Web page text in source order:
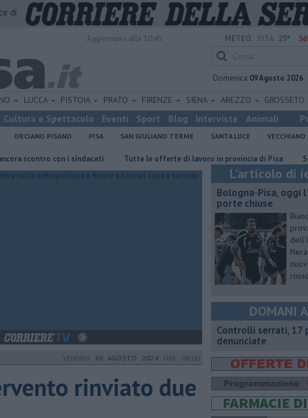
di
METEO: 25°
Domenica 09 Agosto 2026
LUCCA PISTOIA PRATO FIRENZE SIENA AREZZO GROSSETO
Cultura e Spettacolo Eventi Sport Blog Interviste Animali
ORCIANO PISANO PISA SAN GIULIANO TERME SANTA LUCE VECCHIANO
con i sindacati ​Tutte le offerte di lavoro in provincia di Pisa San
VENERDÌ 30 AGOSTO 2024 ORE 08:00
rinviato due
L'articolo di
Bologna-Pisa, oggi
porte chiuse
DOMANI
Controlli serrati, 17
denunciate